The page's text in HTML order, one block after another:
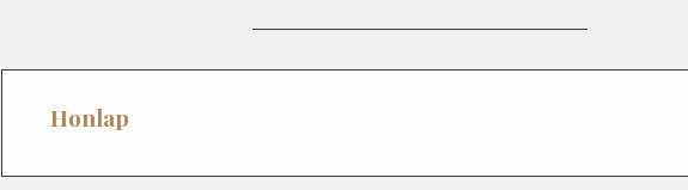
Honlap